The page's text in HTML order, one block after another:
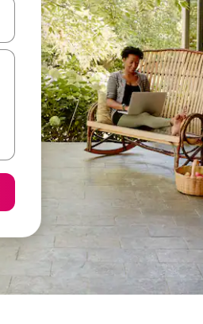
keuze met je de pijltjestoetsen